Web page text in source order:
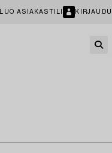
LUO ASIAKASTILI KIRJAUDU